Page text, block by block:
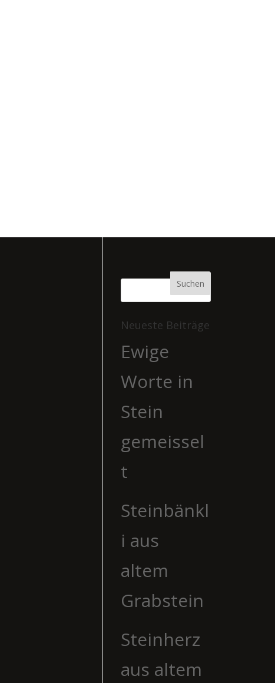
Neueste Beiträge
Ewige
Worte in
Stein
gemeissel
t
Steinbänkl
i aus
altem
Grabstein
Steinherz
aus altem